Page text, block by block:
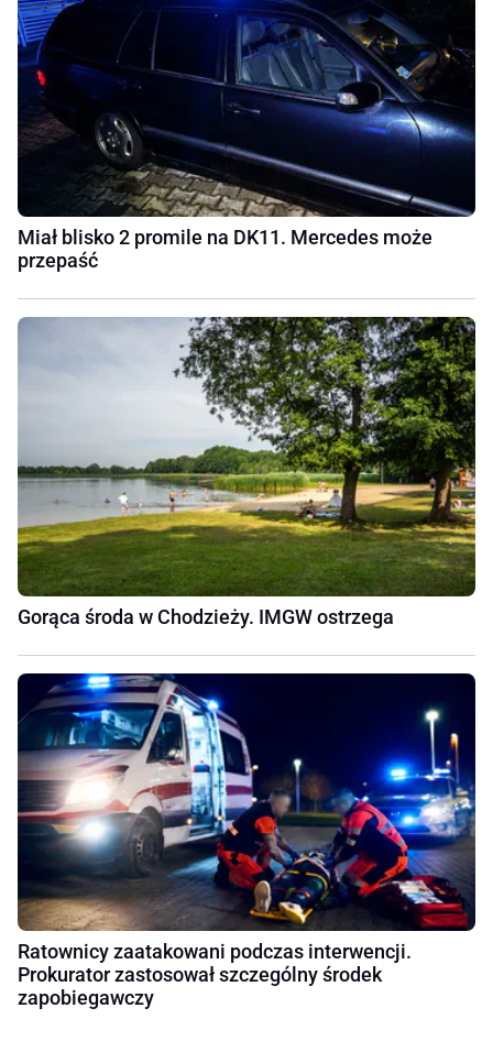
Miał blisko 2 promile na DK11. Mercedes może
przepaść
Gorąca środa w Chodzieży. IMGW ostrzega
Ratownicy zaatakowani podczas interwencji.
Prokurator zastosował szczególny środek
zapobiegawczy